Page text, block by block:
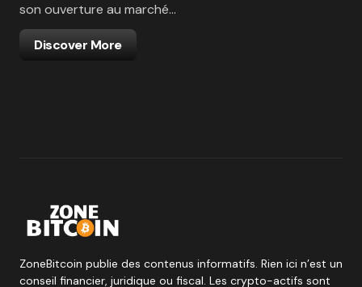
son ouverture au marché…
Discover More
ZoneBitcoin publie des contenus informatifs. Rien ici n’est un
conseil financier, juridique ou fiscal. Les crypto-actifs sont